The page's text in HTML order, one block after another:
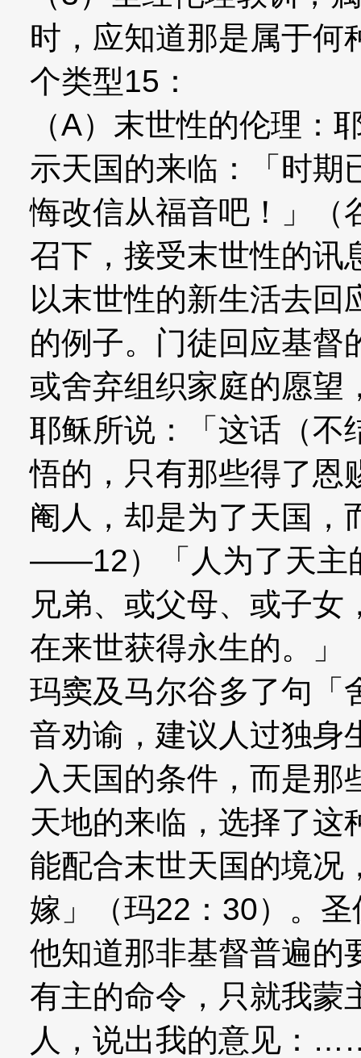
时，应知道那是属于何
个类型15：
（A）末世性的伦理：
示天国的来临：「时期
悔改信从福音吧！」（
召下，接受末世性的讯
以末世性的新生活去回
的例子。门徒回应基督
或舍弃组织家庭的愿望
耶稣所说：「这话（不
悟的，只有那些得了
阉人，却是为了天国，
——12）「人为了天主
兄弟、或父母、或子
在来世获得永生的。
玛窦及马尔谷多了句「
音劝谕，建议人过独身
入天国的条件，而是那
天地的来临，选择了这
能配合末世天国的境况
嫁」（玛22：30）。
他知道那非基督普遍的
有主的命令，只就我蒙
人，说出我的意见：